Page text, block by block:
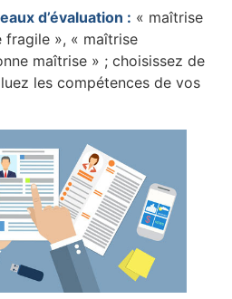
d’évaluation : « maîtrise
fragile », « maîtrise
maîtrise » ; choisissez de
les compétences de vos